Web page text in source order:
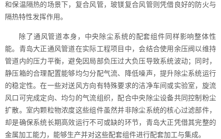
和保温隔热的场景下，复合风管，玻镁复合风管则凭借良好的防火与
隔热特性发挥作用。
除了通风管道本身，中央除尘系统的配套组件同样影响整体性
能。青岛大正通风管道在实际工程项目中，会结合使用余压阀以维持
管道内的压力平衡，避免因局部负压过大负压导致系统波动；同时，
静压箱的合理配置能够均匀分配气流、降低噪声，提升除尘系统运行
的稳定性。在一些对送风方向有特殊要求的洁净车间或实验室，旋流
风口可完成定向、均匀的气流组织，配合中央除尘设备共同控制粉尘
扩散。室内颗粒物浓度这些组件虽然并非除尘系统的核心过滤部件，
却是确保系统长期高效运行不可或缺的环节，青岛大正凭借其完整的
金属加工能力，能够生产并对这些配套组件进行配套加工与集成。